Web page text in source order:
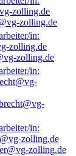
zolling.de
zolling.de
zolling.de